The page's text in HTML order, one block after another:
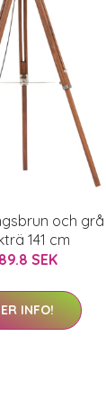
och
141 cm
SEK
INFO!